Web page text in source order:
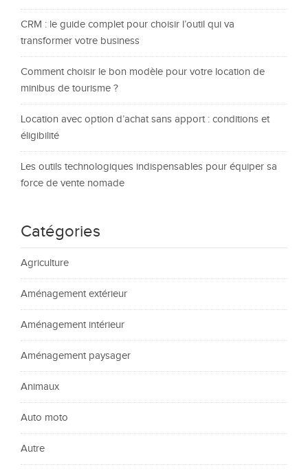
CRM : le guide complet pour choisir l’outil qui va
transformer votre business
Comment choisir le bon modèle pour votre location de
minibus de tourisme ?
Location avec option d’achat sans apport : conditions et
éligibilité
Les outils technologiques indispensables pour équiper sa
force de vente nomade
Catégories
Agriculture
Aménagement extérieur
Aménagement intérieur
Aménagement paysager
Animaux
Auto moto
Autre